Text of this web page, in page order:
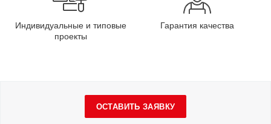
Индивидуальные и типовые
проекты
Гарантия качества
ОСТАВИТЬ ЗАЯВКУ